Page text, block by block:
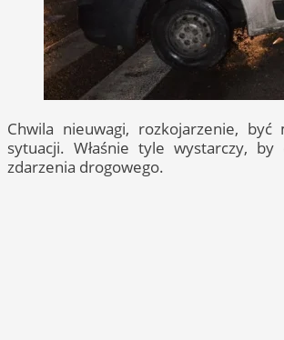
Chwila nieuwagi, rozkojarzenie, być
sytuacji. Właśnie tyle wystarczy, by
zdarzenia drogowego.